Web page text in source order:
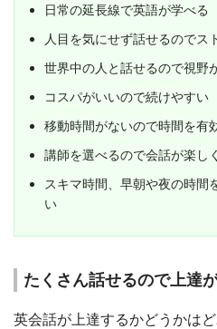
日常の延長線で英語が学べる
人目を気にせず話せるのでス
世界中の人と話せるので視野
コスパがいいので続けやすい
移動時間がないので時間を有
講師を選べるので会話が楽し
スキマ時間、早朝や夜の時間
い
たくさん話せるので上達
英会話が上達するかどうかは